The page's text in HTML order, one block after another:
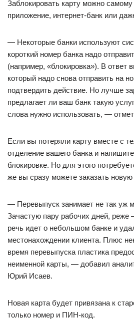
Заблокировать карту можно
приложение, интернет-банк или
— Некоторые банки используют
короткий номер банка надо
(например, «блокировка»). В ответ
который надо снова отправить на
подтвердить действие. Но лучше
предлагает ли ваш банк такую
слова нужно использовать, —
Если вы потеряли карту вместе с
отделение вашего банка и
блокировке. Но для этого
же вы сразу можете заказать новую
— Перевыпуск занимает не так уж
Зачастую пару рабочих дней,
речь идет о небольшом банке и
местонахождении клиента. Плюс
время перевыпуска пластика
неименной карты, — добавил
Юрий Исаев.
Новая карта будет привязана к
только номер и ПИН-код.